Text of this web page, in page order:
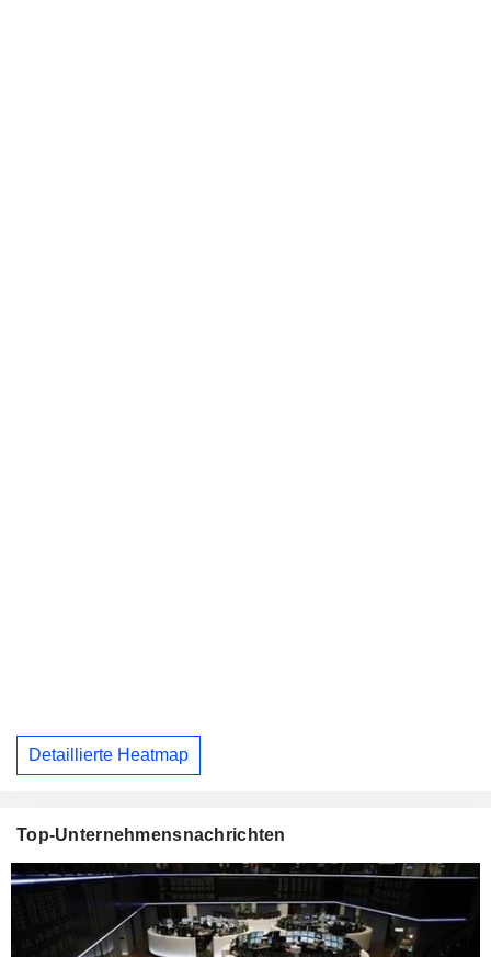
Detaillierte Heatmap
Top-Unternehmensnachrichten